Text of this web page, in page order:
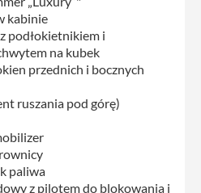
kabinie
podłokietnikiem i
na kubek
przednich i bocznych
ruszania pod górę)
paliwa
z pilotem do blokowania i